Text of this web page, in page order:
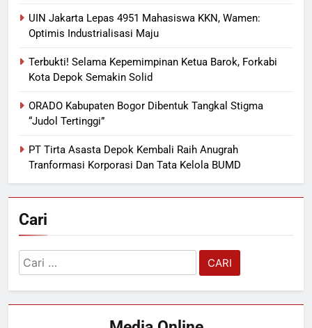
UIN Jakarta Lepas 4951 Mahasiswa KKN, Wamen:
Optimis Industrialisasi Maju
Terbukti! Selama Kepemimpinan Ketua Barok, Forkabi
Kota Depok Semakin Solid
ORADO Kabupaten Bogor Dibentuk Tangkal Stigma
“Judol Tertinggi”
PT Tirta Asasta Depok Kembali Raih Anugrah
Tranformasi Korporasi Dan Tata Kelola BUMD
Cari
Cari
untuk: